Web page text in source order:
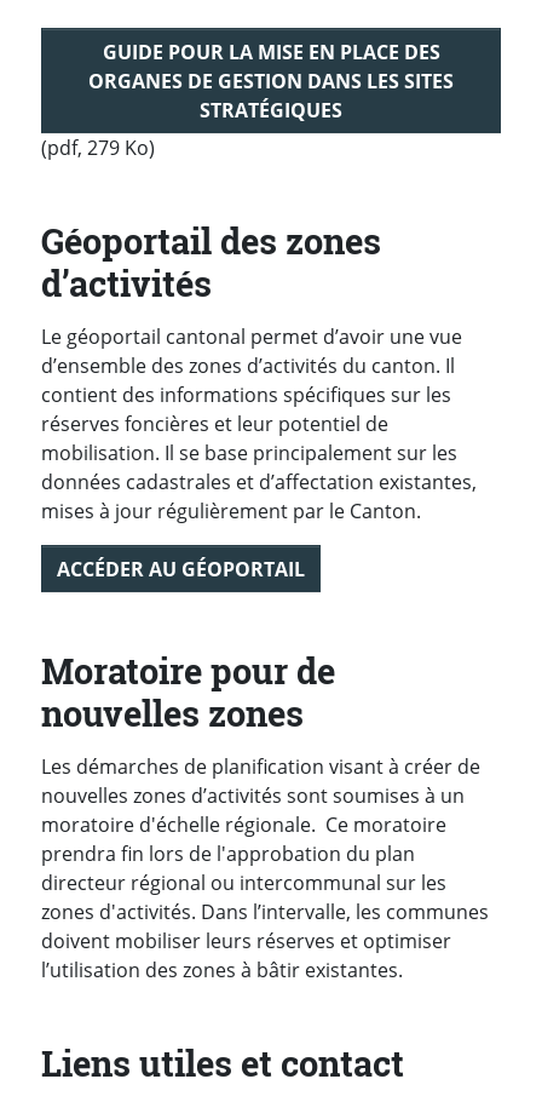
GUIDE POUR LA MISE EN PLACE DES
ORGANES DE GESTION DANS LES SITES
STRATÉGIQUES
(pdf, 279 Ko)
Géoportail des zones
d’activités
Le géoportail cantonal permet d’avoir une vue
d’ensemble des zones d’activités du canton. Il
contient des informations spécifiques sur les
réserves foncières et leur potentiel de
mobilisation. Il se base principalement sur les
données cadastrales et d’affectation existantes,
mises à jour régulièrement par le Canton.
ACCÉDER AU GÉOPORTAIL
Moratoire pour de
nouvelles zones
Les démarches de planification visant à créer de
nouvelles zones d’activités sont soumises à un
moratoire d'échelle régionale. Ce moratoire
prendra fin lors de l'approbation du plan
directeur régional ou intercommunal sur les
zones d'activités. Dans l’intervalle, les communes
doivent mobiliser leurs réserves et optimiser
l’utilisation des zones à bâtir existantes.
Liens utiles et contact